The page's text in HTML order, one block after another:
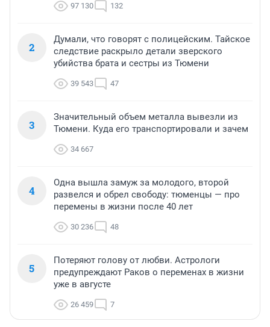
97 130 132
2
Думали, что говорят с полицейским. Тайское
следствие раскрыло детали зверского
убийства брата и сестры из Тюмени
39 543 47
3
Значительный объем металла вывезли из
Тюмени. Куда его транспортировали и зачем
34 667
4
Одна вышла замуж за молодого, второй
развелся и обрел свободу: тюменцы — про
перемены в жизни после 40 лет
30 236 48
5
Потеряют голову от любви. Астрологи
предупреждают Раков о переменах в жизни
уже в августе
26 459 7